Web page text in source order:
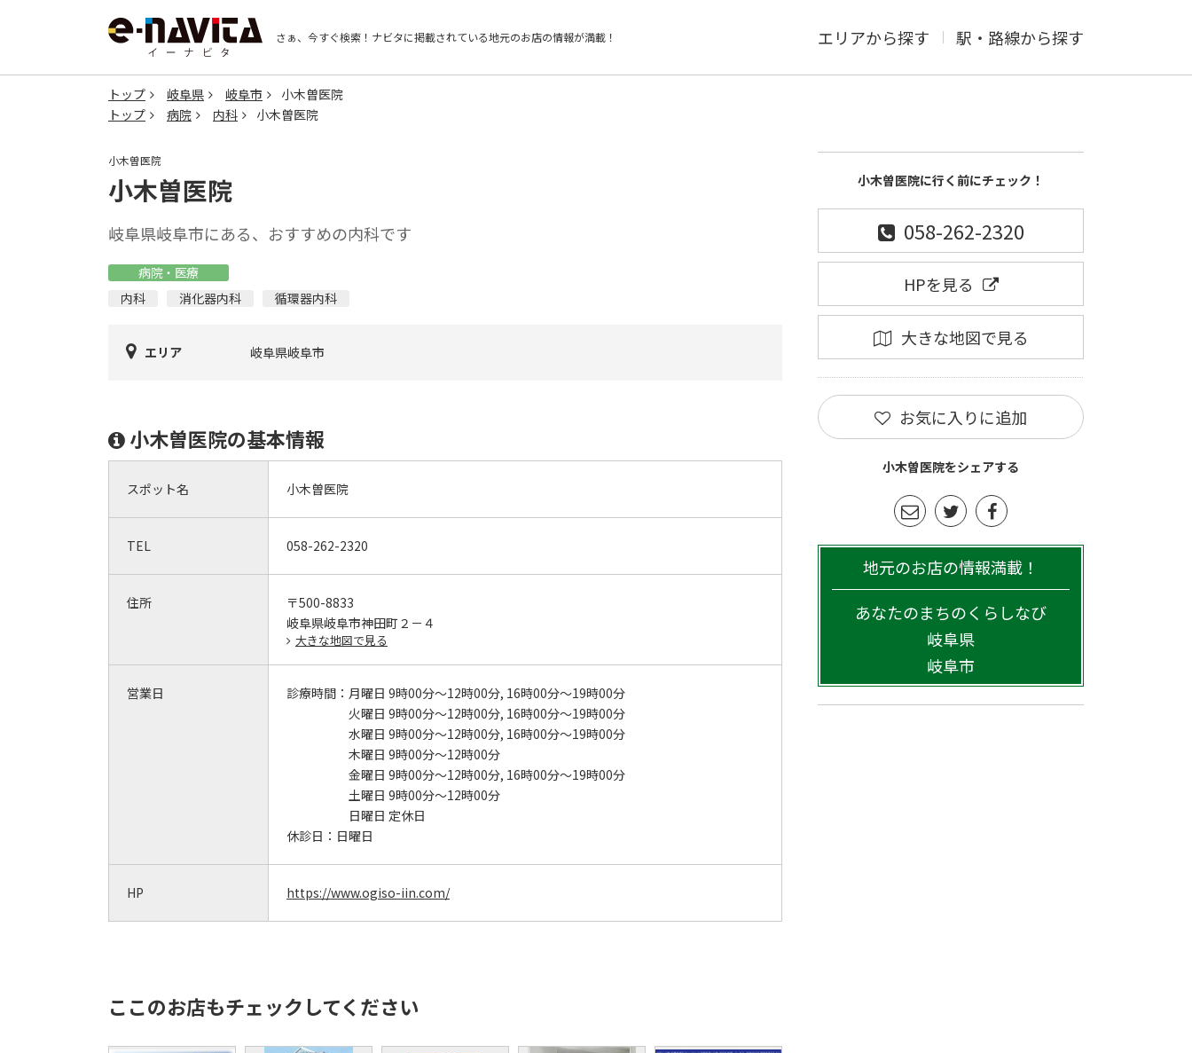
さぁ、今すぐ検索！ ナビタに掲載されている地元のお店の情報が満載！ エリアから探す 駅・路線から探す
トップ 岐阜県 岐阜市
小木曽医院
トップ
病院 内科 小木曽医院
小木曽医院
小木曽医院
岐阜県岐阜市にある、おすすめの内科です
病院・医療
内科
消化器内科 循環器内科
エリア 岐阜県岐阜市
小木曽医院の基本情報
スポット名 小木曽医院
TEL 058-262-2320
住所
〒500-8833
岐阜県岐阜市神田町２－４
大きな地図で見る
営業日 診療時間： 月曜日 9時00分～12時00分, 16時00分～19時00分
火曜日 9時00分～12時00分, 16時00分～19時00分
水曜日 9時00分～12時00分, 16時00分～19時00分
木曜日 9時00分～12時00分
金曜日 9時00分～12時00分, 16時00分～19時00分
土曜日 9時00分～12時00分
日曜日 定休日
休診日： 日曜日
HP https://www.ogiso-iin.com/
ここのお店もチェックしてください
小木曽医院に行く前にチェック！
058-262-2320
HPを見る
大きな地図で見る
お気に入りに追加
小木曽医院をシェアする
地元のお店の情報満載！
あなたのまちのくらしなび
岐阜県
岐阜市